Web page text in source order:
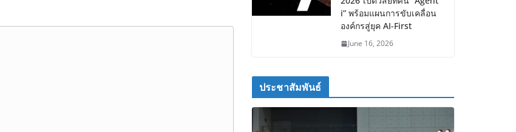
i” พร้อมแผนการขับเคลื่อน
องค์กรสู่ยุค AI-First
June 16, 2026
ประชาสัมพันธ์